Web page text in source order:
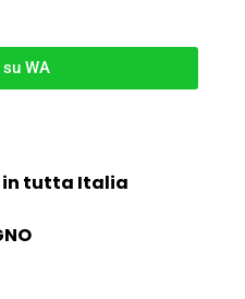
WA
in tutta Italia